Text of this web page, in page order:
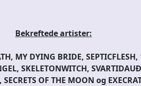
Bekreftede artister:
MY DYING BRIDE,
SKELETONWITCH,
OF THE MOON og